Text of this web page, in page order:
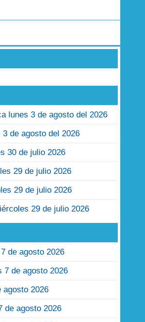
lunes 3 de agosto del 2026
de agosto del 2026
30 de julio 2026
29 de julio 2026
29 de julio 2026
29 de julio 2026
de agosto 2026
7 de agosto 2026
agosto 2026
de agosto 2026